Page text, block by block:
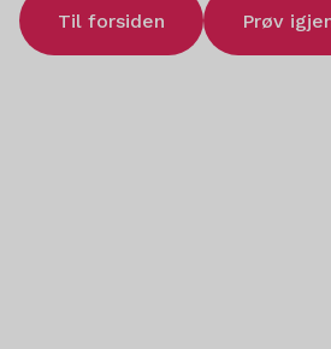
Til forsiden Prøv